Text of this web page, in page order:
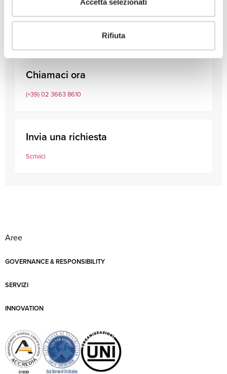
Accetta selezionati
Rifiuta
Consulta i nostri professionisti
Chiamaci ora
(+39) 02 3663 8610
Invia una richiesta
Scrivici
Aree
GOVERNANCE & RESPONSIBILITY
SERVIZI
INNOVATION